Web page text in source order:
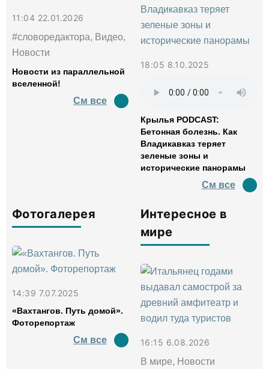
11:04 22.01.2026
#словоредактора, Видео,
Новости
Новости из параллельной
вселенной!
См все
18:05 8.10.2025
Крылья PODCAST:
Бетонная болезнь. Как
Владикавказ теряет
зеленые зоны и
исторические панорамы
См все
Фотогалерея
14:39 7.07.2025
«Вахтангов. Путь домой».
Фоторепортаж
См все
Интересное в
мире
16:15 6.08.2026
В мире, Новости